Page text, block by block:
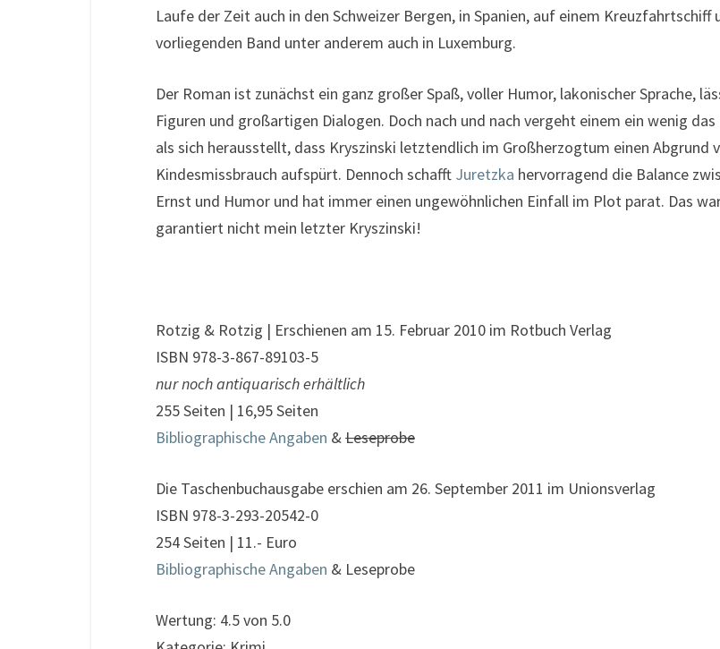
Laufe der Zeit auch in den Schweizer Bergen, in Spanien, auf einem Kreuzfahrtschiff
vorliegenden Band unter anderem auch in Luxemburg.
Der Roman ist zunächst ein ganz großer Spaß, voller Humor, lakonischer Sprache,
Figuren und großartigen Dialogen. Doch nach und nach vergeht einem ein wenig das
als sich herausstellt, dass Kryszinski letztendlich im Großherzogtum einen Abgrund
Kindesmissbrauch aufspürt. Dennoch schafft Juretzka hervorragend die Balance
Ernst und Humor und hat immer einen ungewöhnlichen Einfall im Plot parat. Das
garantiert nicht mein letzter Kryszinski!
Rotzig & Rotzig | Erschienen am 15. Februar 2010 im Rotbuch Verlag
ISBN 978-3-867-89103-5
nur noch antiquarisch erhältlich
255 Seiten | 16,95 Seiten
Bibliographische Angaben &Leseprobe
Die Taschenbuchausgabe erschien am 26. September 2011 im Unionsverlag
ISBN 978-3-293-20542-0
254 Seiten | 11.- Euro
Bibliographische Angaben & Leseprobe
Wertung: 4.5 von 5.0